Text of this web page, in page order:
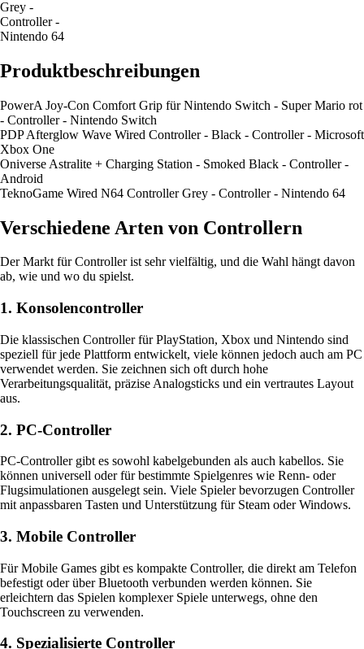
Grey -
Controller -
Nintendo 64
Produktbeschreibungen
PowerA Joy-Con Comfort Grip für Nintendo Switch - Super Mario rot
- Controller - Nintendo Switch
PDP Afterglow Wave Wired Controller - Black - Controller - Microsoft
Xbox One
Oniverse Astralite + Charging Station - Smoked Black - Controller -
Android
TeknoGame Wired N64 Controller Grey - Controller - Nintendo 64
Verschiedene Arten von Controllern
Der Markt für Controller ist sehr vielfältig, und die Wahl hängt davon
ab, wie und wo du spielst.
1. Konsolencontroller
Die klassischen Controller für PlayStation, Xbox und Nintendo sind
speziell für jede Plattform entwickelt, viele können jedoch auch am PC
verwendet werden. Sie zeichnen sich oft durch hohe
Verarbeitungsqualität, präzise Analogsticks und ein vertrautes Layout
aus.
2. PC-Controller
PC-Controller gibt es sowohl kabelgebunden als auch kabellos. Sie
können universell oder für bestimmte Spielgenres wie Renn- oder
Flugsimulationen ausgelegt sein. Viele Spieler bevorzugen Controller
mit anpassbaren Tasten und Unterstützung für Steam oder Windows.
3. Mobile Controller
Für Mobile Games gibt es kompakte Controller, die direkt am Telefon
befestigt oder über Bluetooth verbunden werden können. Sie
erleichtern das Spielen komplexer Spiele unterwegs, ohne den
Touchscreen zu verwenden.
4. Spezialisierte Controller